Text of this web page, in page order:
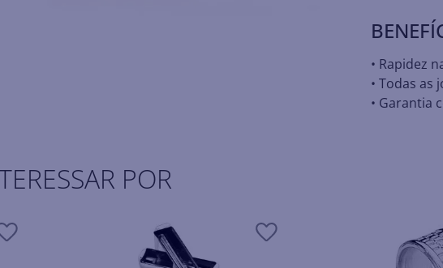
• Rapidez
• Todas as
• Garantia
POR